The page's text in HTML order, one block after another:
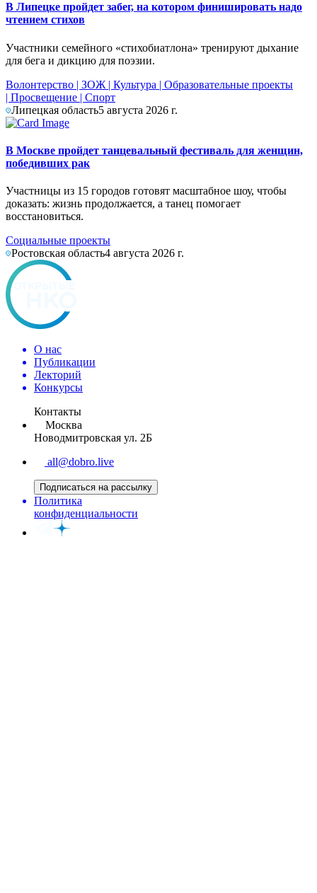
В Липецке пройдет забег, на котором финишировать надо
чтением стихов
Участники семейного «стихобиатлона» тренируют дыхание
для бега и дикцию для поэзии.
Волонтерство | ЗОЖ | Культура | Образовательные проекты
| Просвещение | Спорт
Липецкая область5 августа 2026 г.
В Москве пройдет танцевальный фестиваль для женщин,
победивших рак
Участницы из 15 городов готовят масштабное шоу, чтобы
доказать: жизнь продолжается, а танец помогает
восстановиться.
Социальные проекты
Ростовская область4 августа 2026 г.
О нас
Публикации
Лекторий
Конкурсы
Контакты
Москва
Новодмитровская ул. 2Б
all@dobro.live
Подписаться на рассылку
Политика
конфиденциальности